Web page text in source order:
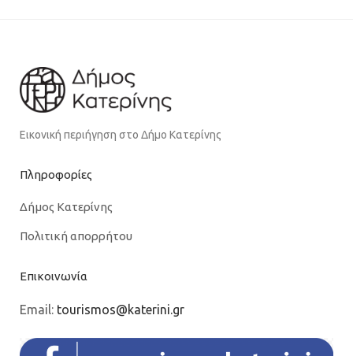
Εικονική περιήγηση στο Δήμο Κατερίνης
Πληροφορίες
Δήμος Κατερίνης
Πολιτική απορρήτου
Επικοινωνία
Email: tourismos@katerini.gr